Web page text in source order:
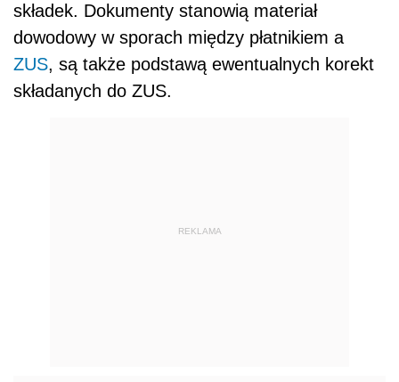
składek. Dokumenty stanowią materiał
dowodowy w sporach między płatnikiem a
ZUS, są także podstawą ewentualnych korekt
składanych do ZUS.
REKLAMA